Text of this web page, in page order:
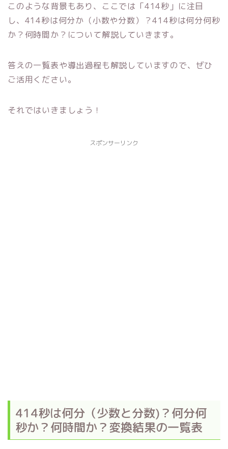
このような背景もあり、ここでは「414秒」に注目
し、414秒は何分か（小数や分数）？414秒は何分何秒
か？何時間か？について解説していきます。
答えの一覧表や導出過程も解説していますので、ぜひ
ご活用ください。
それではいきましょう！
スポンサーリンク
414秒は何分（少数と分数)？何分何
秒か？何時間か？変換結果の一覧表